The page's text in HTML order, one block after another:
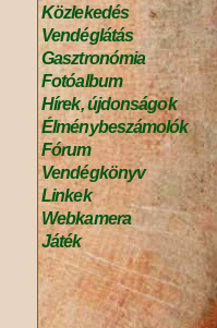
Közlekedés
Vendéglátás
Gasztronómia
Fotóalbum
Hírek, újdonságok
Élménybeszámolók
Fórum
Vendégkönyv
Linkek
Webkamera
Játék